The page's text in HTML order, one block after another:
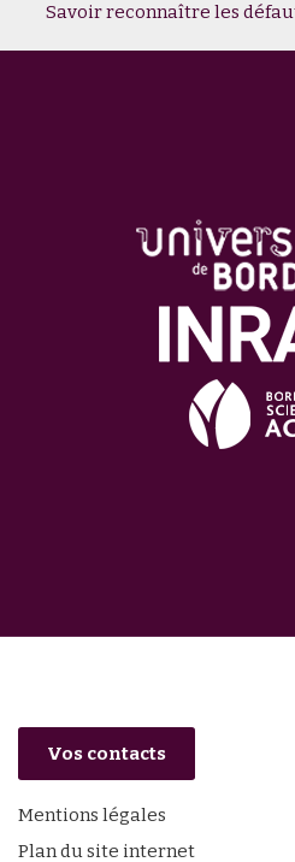
Savoir reconnaître les
Vos contacts
Mentions légales
Plan du site internet